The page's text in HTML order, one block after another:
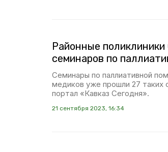
Районные
семинаров по
Семинары по паллиативной
медиков уже прошли 27
портал «Кавказ Сегодня».
21 сентября 2023, 16:34